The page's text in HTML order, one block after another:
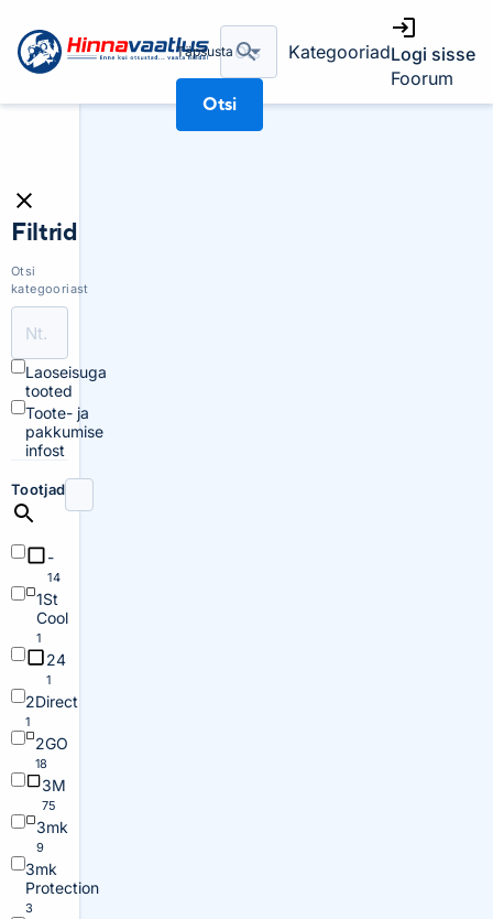
Täpsusta
Otsi
KategooriadLogi sisse
Foorum
Filtrid
Otsi
kategooriast
Laoseisuga
tooted
Toote- ja
pakkumise
infost
Tootjad
-
14
1St
Cool
1
24
1
2Direct
1
2GO
18
3M
75
3mk
9
3mk
Protection
3